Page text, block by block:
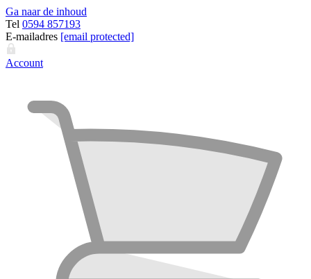
Ga naar de inhoud
Tel 0594 857193
E-mailadres [email protected]
Account